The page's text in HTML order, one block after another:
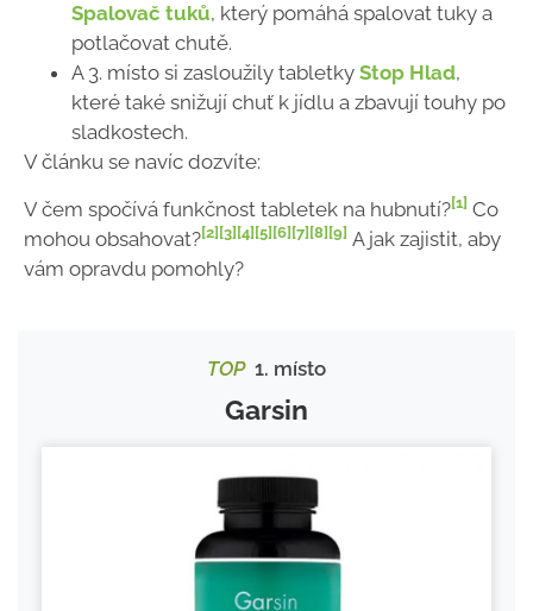
Spalovač tuků, který pomáhá spalovat tuky a
potlačovat chutě.
A 3. místo si zasloužily tabletky Stop Hlad,
které také snižují chuť k jídlu a zbavují touhy po
sladkostech.
V článku se navíc dozvíte:
V čem spočívá funkčnost tabletek na hubnutí?[1] Co
mohou obsahovat?[2] [3] [4] [5] [6] [7] [8] [9] A jak zajistit, aby
vám opravdu pomohly?
TOP1. místo
Garsin